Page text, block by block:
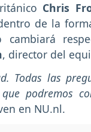
Chris
de la
cambiará
, director del
Todas las
podremos
en NU.nl.